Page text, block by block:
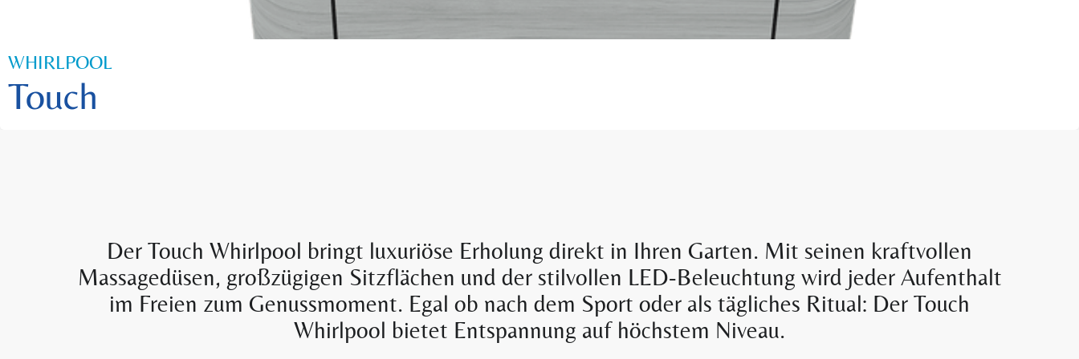
WHIRLPOOL
Touch
Der Touch Whirlpool bringt luxuriöse Erholung direkt in Ihren Garten. Mit seinen kraftvollen
Massagedüsen, großzügigen Sitzflächen und der stilvollen LED-Beleuchtung wird jeder Aufenthalt
im Freien zum Genussmoment. Egal ob nach dem Sport oder als tägliches Ritual: Der Touch
Whirlpool bietet Entspannung auf höchstem Niveau.